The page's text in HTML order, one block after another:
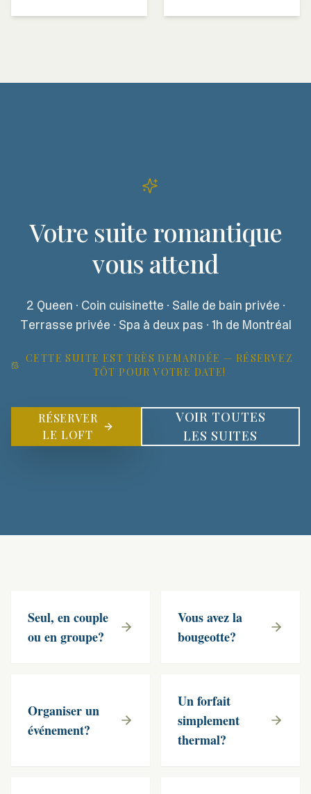
Votre suite romantique
vous attend
2 Queen · Coin cuisinette · Salle de bain privée ·
Terrasse privée · Spa à deux pas · 1h de Montréal
CETTE SUITE EST TRÈS DEMANDÉE — RÉSERVEZ
TÔT POUR VOTRE DATE!
RÉSERVER
LE LOFT
VOIR TOUTES
LES SUITES
Seul, en couple
ou en groupe?
Vous avez la
bougeotte?
Organiser un
événement?
Un forfait
simplement
thermal?